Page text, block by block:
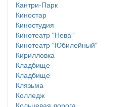
Кантри-Парк
Киностар
Киностудия
Кинотеатр "Нева"
Кинотеатр "Юбилейный"
Кирилловка
Кладбище
Кладбище
Клязьма
Колледж
Кольцевая дорога